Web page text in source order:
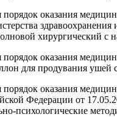
порядок оказания
здравоохранения
хирургический с
порядок оказания
для продувания
порядок оказания
Федерации от
психологические